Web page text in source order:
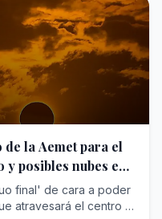
la Aemet para el
posibles nubes en
final' de cara a poder
atravesará el centro y